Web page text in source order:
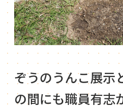
ぞうのうんこ展示
の間にも職員有志